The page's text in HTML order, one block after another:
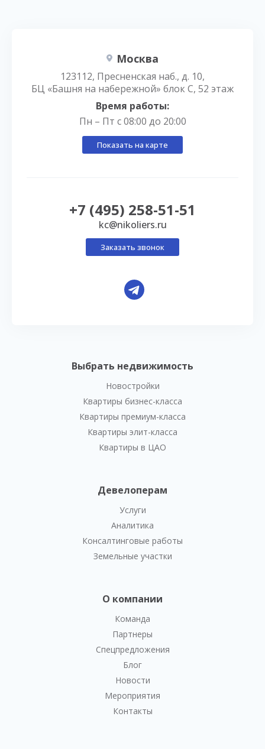
Выбрать недвижимость
Новостройки
Квартиры бизнес-класса
Квартиры премиум-класса
Квартиры элит-класса
Квартиры в ЦАО
Девелоперам
Услуги
Аналитика
Консалтинговые работы
Земельные участки
О компании
Команда
Партнеры
Спецпредложения
Блог
Новости
Мероприятия
Контакты
Москва
123112, Пресненская наб., д. 10,
БЦ «Башня на набережной» блок С, 52 этаж
Время работы:
Пн – Пт с 08:00 до 20:00
Показать на карте
+7 (495) 258-51-51
kc@nikoliers.ru
Заказать звонок